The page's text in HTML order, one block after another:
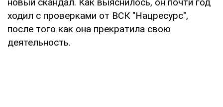
ходил с проверками от ВСК "Нацресурс",
после того как она прекратила свою
деятельность.